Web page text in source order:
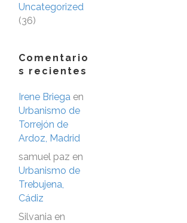
Uncategorized
(36)
Comentario
s recientes
Irene Briega en
Urbanismo de
Torrejón de
Ardoz, Madrid
samuel paz en
Urbanismo de
Trebujena,
Cádiz
Silvania en